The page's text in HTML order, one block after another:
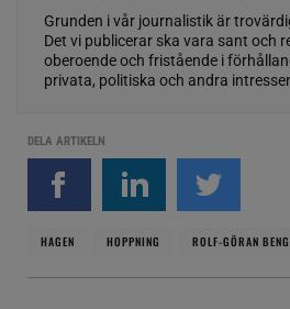
Grunden i vår journalistik är
Det vi publicerar ska vara sant och
oberoende och fristående i
privata, politiska och andra
DELA ARTIKELN
HAGEN HOPPNING ROLF-GÖRAN